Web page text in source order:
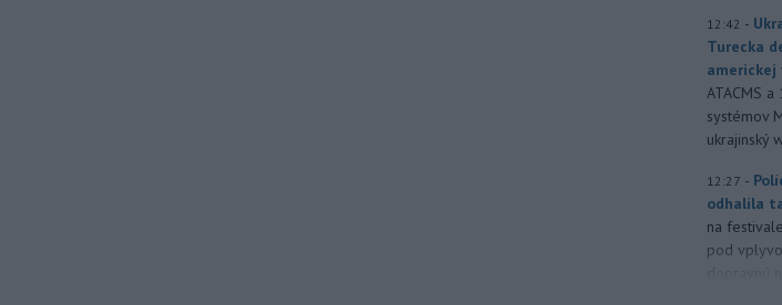
12:42 -
Turecka
americkej
ATACMS
systémov
ukrajinský
12:27 -
odhalila
na
pod